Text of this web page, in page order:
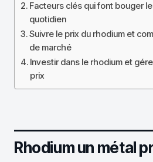
Facteurs clés qui font bouger
quotidien
Suivre le prix du rhodium et
de marché
Investir dans le rhodium et
prix
Rhodium un métal